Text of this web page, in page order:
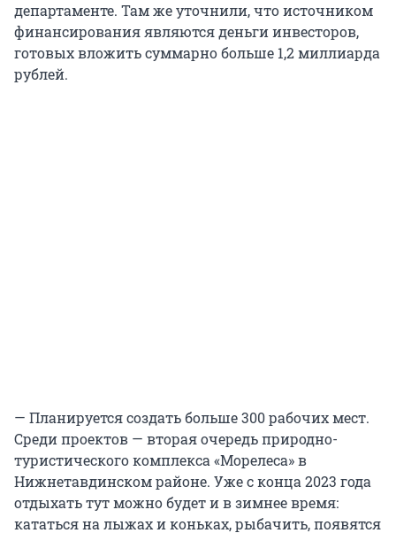
департаменте. Там же уточнили, что источником
финансирования являются деньги инвесторов,
готовых вложить суммарно больше 1,2 миллиарда
рублей.
— Планируется создать больше 300 рабочих мест.
Среди проектов — вторая очередь природно-
туристического комплекса «Морелеса» в
Нижнетавдинском районе. Уже с конца 2023 года
отдыхать тут можно будет и в зимнее время:
кататься на лыжах и коньках, рыбачить, появятся